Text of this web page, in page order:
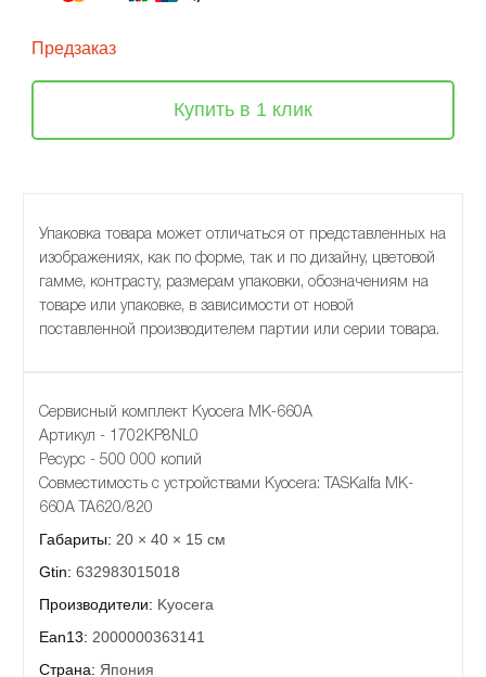
Предзаказ
Купить в 1 клик
Упаковка товара может отличаться от представленных на
изображениях, как по форме, так и по дизайну, цветовой
гамме, контрасту, размерам упаковки, обозначениям на
товаре или упаковке, в зависимости от новой
поставленной производителем партии или серии товара.
Сервисный комплект Kyocera MK-660A
Артикул - 1702KP8NL0
Ресурс - 500 000 копий
Совместимость с устройствами Kyocera: TASKalfa MK-
660A TA620/820
Габариты: 20 × 40 × 15 см
Gtin: 632983015018
Производители: Kyocera
Ean13: 2000000363141
Страна: Япония